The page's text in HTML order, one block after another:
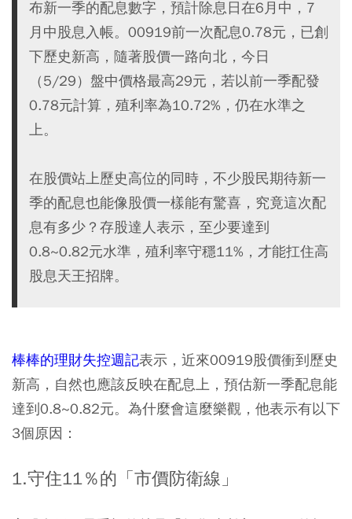
布新一季的配息數字，預計除息日在6月中，7
月中股息入帳。00919前一次配息0.78元，已創
下歷史新高，隨著股價一路向北，今日
（5/29）盤中價格最高29元，若以前一季配發
0.78元計算，殖利率為10.72%，仍在水準之
上。
在股價站上歷史高位的同時，不少股民期待新一
季的配息也能像股價一樣能有驚喜，究竟這次配
息有多少？存股達人表示，至少要達到
0.8~0.82元水準，殖利率守穩11%，才能扛住高
股息天王招牌。
棒棒的理財失控週記表示，近來00919股價衝到歷史
新高，自然也應該反映在配息上，預估新一季配息能
達到0.8~0.82元。為什麼會這麼樂觀，他表示有以下
3個原因：
1.守住11％的「市價防衛線」